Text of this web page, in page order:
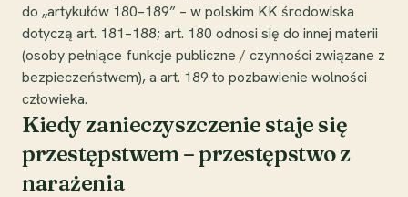
do „artykułów 180–189” – w polskim KK środowiska
dotyczą art. 181–188; art. 180 odnosi się do innej materii
(osoby pełniące funkcje publiczne / czynności związane z
bezpieczeństwem), a art. 189 to pozbawienie wolności
człowieka.
Kiedy zanieczyszczenie staje się
przestępstwem – przestępstwo z
narażenia